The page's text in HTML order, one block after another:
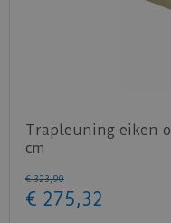
Trapleuning eiken
cm
€ 323,90
€ 275,32